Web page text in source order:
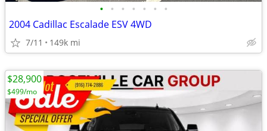
• • • • • • •
2004 Cadillac Escalade ESV 4WD
7/11 149k mi
$28,900
$499/mo